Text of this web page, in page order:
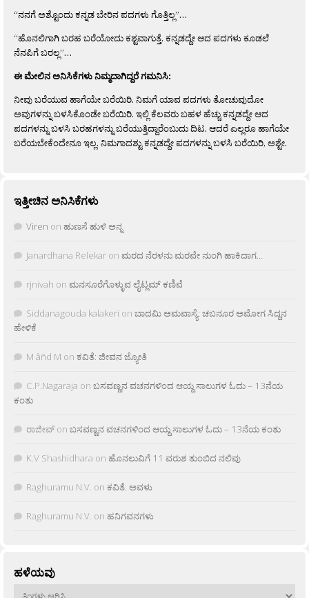
“ನನಗೆ ಅಶ್ಟೊಂದು ಕನ್ನಡ ಬೇರಿನ ಪದಗಳು ಗೊತ್ತಿಲ್ಲ”…
“ಹೊನಲಿಗಾಗಿ ಬರಹ ಬರೆಯೋದು ಕಶ್ಟವಾಗುತ್ತೆ. ಕನ್ನಡದ್ದೇ ಆದ ಪದಗಳು ಕೂಡಲೆ
ನೆನಪಿಗೆ ಬರಲ್ಲ”…
ಈ ಮೇಲಿನ ಅನಿಸಿಕೆಗಳು ನಿಮ್ಮದಾಗಿದ್ದರೆ ಗಮನಿಸಿ:
ನೀವು ಬರೆಯುವ ಹಾಗೆಯೇ ಬರೆಯಿರಿ. ನಿಮಗೆ ಯಾವ ಪದಗಳು ತೋಚುವುದೋ
ಅವುಗಳನ್ನು ಬಳಸಿಕೊಂಡೇ ಬರೆಯಿರಿ. ಇಲ್ಲಿ ಕೆಲವರು ಬಹಳ ಹೆಚ್ಚು ಕನ್ನಡದ್ದೇ ಆದ
ಪದಗಳನ್ನು ಬಳಸಿ ಬರಹಗಳನ್ನು ಬರೆಯುತ್ತಿದ್ದಾರೆಂಬುದು ದಿಟ. ಆದರೆ ಎಲ್ಲರೂ ಹಾಗೆಯೇ
ಬರೆಯಬೇಕೆಂದೇನೂ ಇಲ್ಲ. ನಿಮಗಾದಶ್ಟು ಕನ್ನಡದ್ದೇ ಪದಗಳನ್ನು ಬಳಸಿ ಬರೆಯಿರಿ, ಅಶ್ಟೇ.
ಇತ್ತೀಚಿನ ಅನಿಸಿಕೆಗಳು
Viren on ಹುಣಸೆ ಹುಳಿ ಅನ್ನ
Janardhana Relekar on ಮರದ ನೆರಳನು ಮರವೇ ನುಂಗಿ ಹಾಕಿದಾಗ…
rjnivah on ಮನಸೂರೆಗೊಳ್ಳುವ ಲೈಟ್ಲಮ್ ಕಣಿವೆ
Siddanagouda kalakeri on ಬಾದಮಿ ಅಮವಾಸ್ಯೆ: ಚಬನೂರ ಅಮೋಗ ಸಿದ್ದನ
ಹೇಳಿಕೆ
M âñd M on ಕವಿತೆ: ಜೀವನ ಜ್ಯೋತಿ
C.P.Nagaraja on ಬಸವಣ್ಣನ ವಚನಗಳಿಂದ ಆಯ್ದ ಸಾಲುಗಳ ಓದು – 13ನೆಯ
ಕಂತು
ರಾಜೀವ್ on ಬಸವಣ್ಣನ ವಚನಗಳಿಂದ ಆಯ್ದ ಸಾಲುಗಳ ಓದು – 13ನೆಯ ಕಂತು
K.V Shashidhara on ಹೊನಲುವಿಗೆ 11 ವರುಶ ತುಂಬಿದ ನಲಿವು
Raghuramu N.V. on ಕವಿತೆ: ಅವಳು
Raghuramu N.V. on ಹನಿಗವನಗಳು
ಹಳೆಯವು
ಹಳೆಯವು